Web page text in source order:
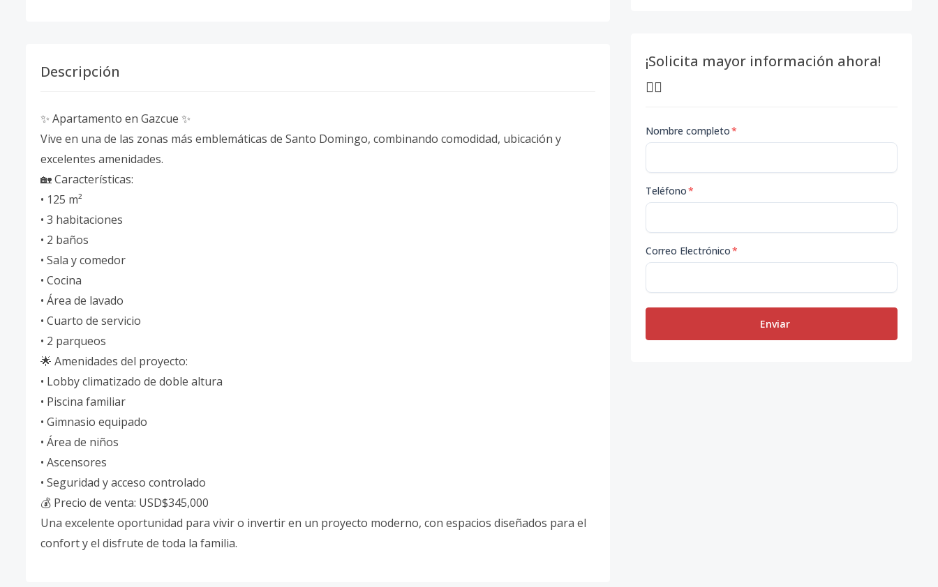
Descripción
✨ Apartamento en Gazcue ✨
Vive en una de las zonas más emblemáticas de Santo Domingo, combinando comodidad, ubicación y
excelentes amenidades.
🏡 Características:
• 125 m²
• 3 habitaciones
• 2 baños
• Sala y comedor
• Cocina
• Área de lavado
• Cuarto de servicio
• 2 parqueos
🌟 Amenidades del proyecto:
• Lobby climatizado de doble altura
• Piscina familiar
• Gimnasio equipado
• Área de niños
• Ascensores
• Seguridad y acceso controlado
💰 Precio de venta: USD$345,000
Una excelente oportunidad para vivir o invertir en un proyecto moderno, con espacios diseñados para el
confort y el disfrute de toda la familia.
¡Solicita mayor información ahora!
👇🏽
Nombre completo*
Teléfono*
Correo Electrónico*
Enviar